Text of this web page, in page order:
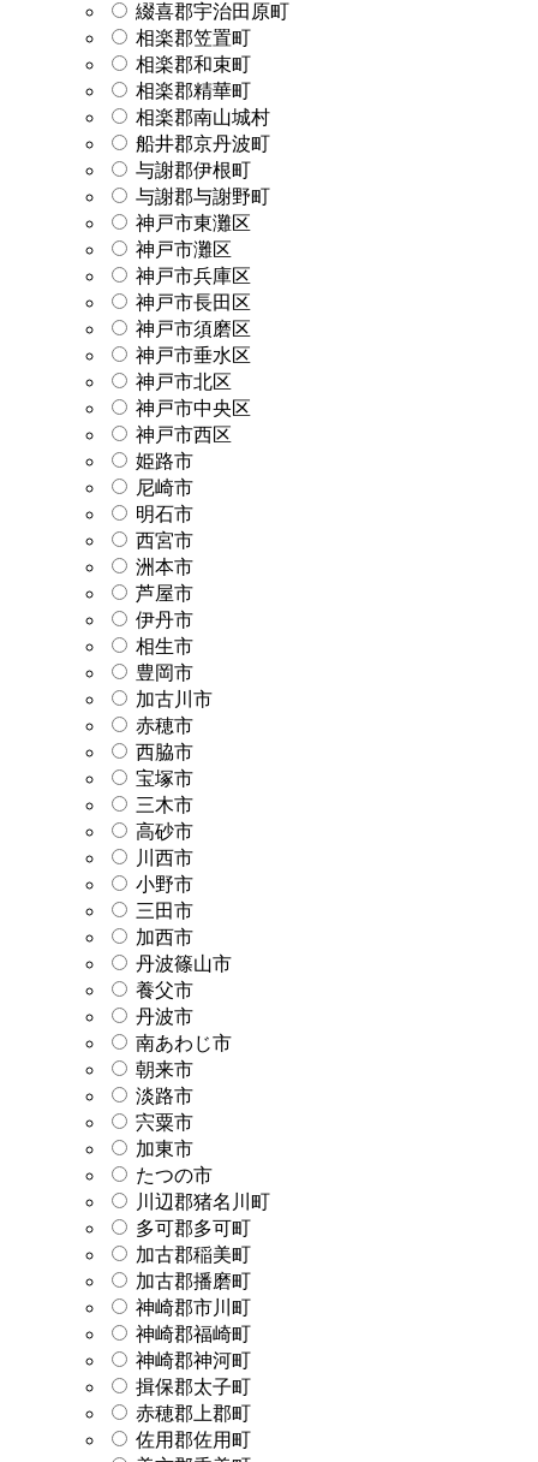
綴喜郡宇治田原町
相楽郡笠置町
相楽郡和束町
相楽郡精華町
相楽郡南山城村
船井郡京丹波町
与謝郡伊根町
与謝郡与謝野町
神戸市東灘区
神戸市灘区
神戸市兵庫区
神戸市長田区
神戸市須磨区
神戸市垂水区
神戸市北区
神戸市中央区
神戸市西区
姫路市
尼崎市
明石市
西宮市
洲本市
芦屋市
伊丹市
相生市
豊岡市
加古川市
赤穂市
西脇市
宝塚市
三木市
高砂市
川西市
小野市
三田市
加西市
丹波篠山市
養父市
丹波市
南あわじ市
朝来市
淡路市
宍粟市
加東市
たつの市
川辺郡猪名川町
多可郡多可町
加古郡稲美町
加古郡播磨町
神崎郡市川町
神崎郡福崎町
神崎郡神河町
揖保郡太子町
赤穂郡上郡町
佐用郡佐用町